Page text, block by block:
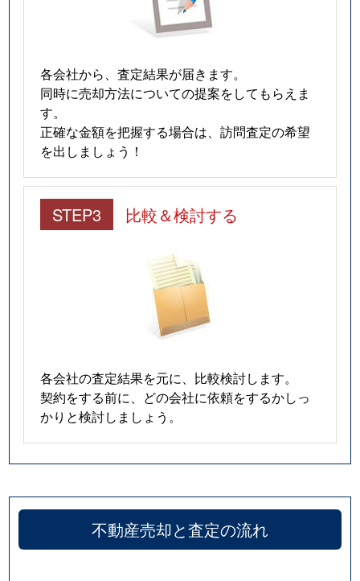
各会社から、査定結果が届きます。
同時に売却方法についての提案をしてもらえま
す。
正確な金額を把握する場合は、訪問査定の希望
を出しましょう！
STEP3 比較＆検討する
各会社の査定結果を元に、比較検討します。
契約をする前に、どの会社に依頼をするかしっ
かりと検討しましょう。
不動産売却と査定の流れ